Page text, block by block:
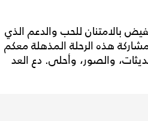
بالامتنان للحب والدعم الذي
لمشاركة هذه الرحلة المذهلة معكم
والصور، وأحلى. دع العد